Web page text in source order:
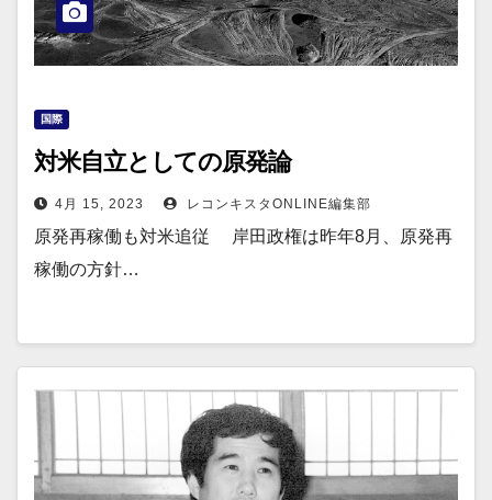
国際
対米自立としての原発論
4月 15, 2023 レコンキスタONLINE編集部
原発再稼働も対米追従 岸田政権は昨年8月、原発再
稼働の方針…